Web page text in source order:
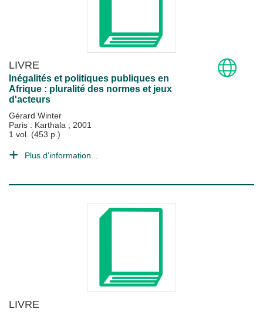
LIVRE
Inégalités et politiques publiques en
Afrique : pluralité des normes et jeux
d'acteurs
Gérard Winter
Paris : Karthala ; 2001
1 vol. (453 p.)
Plus d'information...
LIVRE